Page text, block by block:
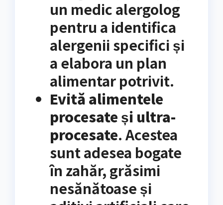
un medic alergolog
pentru a identifica
alergenii specifici și
a elabora un plan
alimentar potrivit.
Evită alimentele
procesate și ultra-
procesate. Acestea
sunt adesea bogate
în zahăr, grăsimi
nesănătoase și